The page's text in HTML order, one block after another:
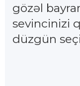
gözəl
sevincinizi
düzgün